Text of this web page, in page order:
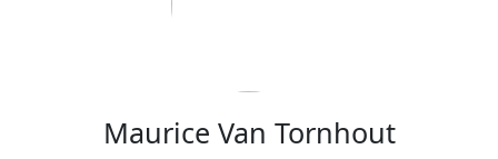
Maurice Van Tornhout